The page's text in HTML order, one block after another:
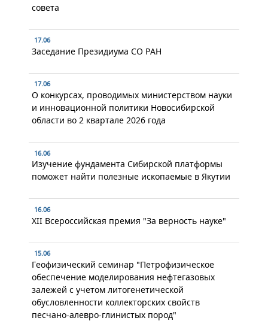
совета
17.06
Заседание Президиума СО РАН
17.06
О конкурсах, проводимых министерством науки
и инновационной политики Новосибирской
области во 2 квартале 2026 года
16.06
Изучение фундамента Сибирской платформы
поможет найти полезные ископаемые в Якутии
16.06
XII Всероссийская премия "За верность науке"
15.06
Геофизический семинар "Петрофизическое
обеспечение моделирования нефтегазовых
залежей с учетом литогенетической
обусловленности коллекторских свойств
песчано-алевро-глинистых пород"